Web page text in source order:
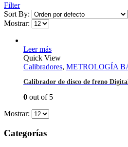
Filter
Sort By:
Mostrar:
Leer más
Quick View
Calibradores, METROLOGÍA
Calibrador de disco de freno
0 out of 5
Mostrar:
Categorías